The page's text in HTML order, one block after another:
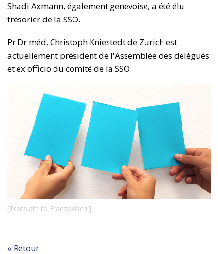
Shadi Axmann, également genevoise, a été élu
trésorier de la SSO.
Pr Dr méd. Christoph Kniestedt de Zurich est
actuellement président de l'Assemblée des délégués
et ex officio du comité de la SSO.
[Translate to Französisch:]
« Retour